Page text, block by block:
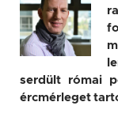
serdült római
ércmérleget